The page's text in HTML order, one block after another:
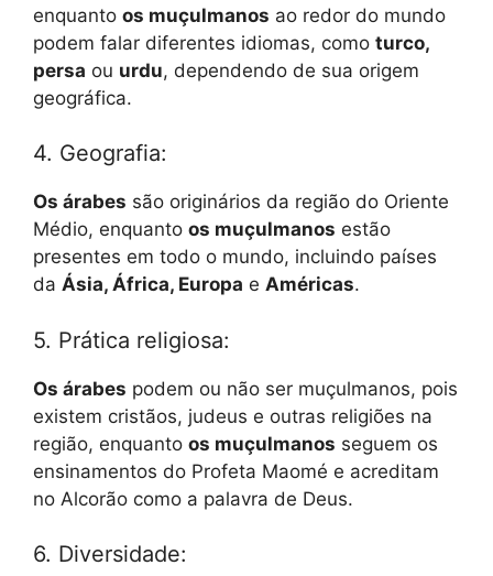
enquanto os muçulmanos ao redor do mundo
podem falar diferentes idiomas, como turco,
persa ou urdu, dependendo de sua origem
geográfica.
4. Geografia:
Os árabes são originários da região do Oriente
Médio, enquanto os muçulmanos estão
presentes em todo o mundo, incluindo países
da Ásia, África, Europa e Américas.
5. Prática religiosa:
Os árabes podem ou não ser muçulmanos, pois
existem cristãos, judeus e outras religiões na
região, enquanto os muçulmanos seguem os
ensinamentos do Profeta Maomé e acreditam
no Alcorão como a palavra de Deus.
6. Diversidade: